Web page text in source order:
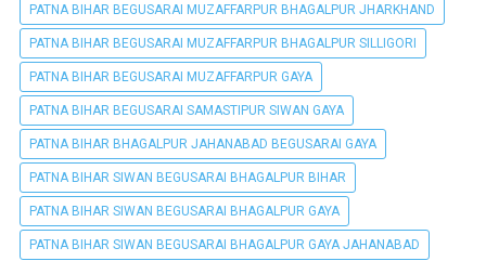
PATNA BIHAR BEGUSARAI MUZAFFARPUR BHAGALPUR JHARKHAND
PATNA BIHAR BEGUSARAI MUZAFFARPUR BHAGALPUR SILLIGORI
PATNA BIHAR BEGUSARAI MUZAFFARPUR GAYA
PATNA BIHAR BEGUSARAI SAMASTIPUR SIWAN GAYA
PATNA BIHAR BHAGALPUR JAHANABAD BEGUSARAI GAYA
PATNA BIHAR SIWAN BEGUSARAI BHAGALPUR BIHAR
PATNA BIHAR SIWAN BEGUSARAI BHAGALPUR GAYA
PATNA BIHAR SIWAN BEGUSARAI BHAGALPUR GAYA JAHANABAD